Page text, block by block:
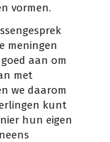
vormen.
meningen
aan om
met
we daarom
kunt
hun eigen